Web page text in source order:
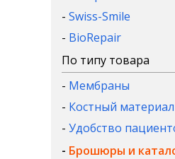
- Swiss-Smile
- BioRepair
По типу товара
- Мембраны
- Костный материал
- Удобство
- Брошюры и